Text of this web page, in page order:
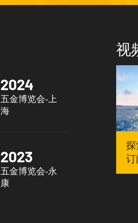
2024
五金博览会-上
海
2023
五金博览会-永
康
视
探